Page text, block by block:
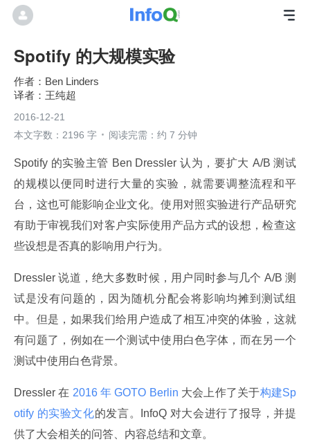
Spotify 的大规模实验
Ben Linders
王纯超
2016-12-21
本文字数：2196 字
阅读完需：约 7 分钟
Spotify 的实验主管 Ben Dressler 认为，要扩大 A/B 测试
的规模以便同时进行大量的实验，就需要调整流程和平
台，这也可能影响企业文化。使用对照实验进行产品研究
有助于审视我们对客户实际使用产品方式的设想，检查这
些设想是否真的影响用户行为。
Dressler 说道，绝大多数时候，用户同时参与几个 A/B 测
试是没有问题的，因为随机分配会将影响均摊到测试组
中。但是，如果我们给用户造成了相互冲突的体验，这就
有问题了，例如在一个测试中使用白色字体，而在另一个
测试中使用白色背景。
Dressler 在 2016 年 GOTO Berlin 大会上作了关于构建Sp
otify 的实验文化的发言。InfoQ 对大会进行了报导，并提
供了大会相关的问答、内容总结和文章。